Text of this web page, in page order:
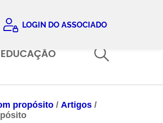
LOGIN DO ASSOCIADO
EDUCAÇÃO
propósito / Artigos /